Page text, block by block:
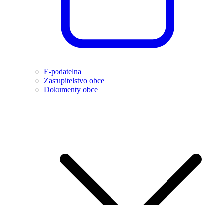
E-podatelna
Zastupitelstvo obce
Dokumenty obce